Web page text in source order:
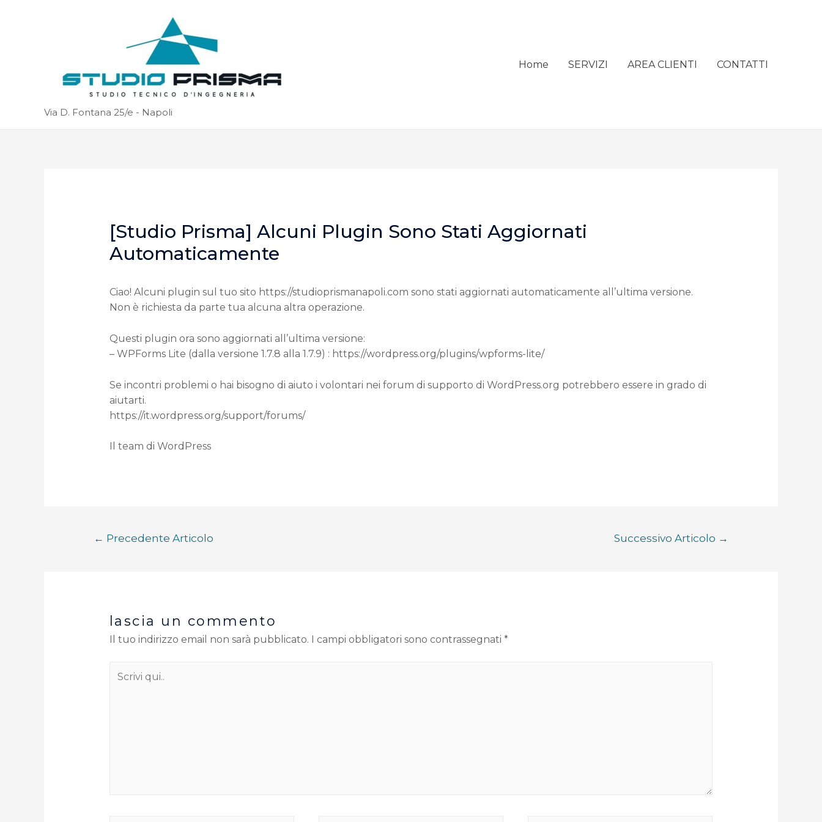
Via D. Fontana 25/e - Napoli
Home SERVIZI AREA CLIENTI CONTATTI
[Studio Prisma] Alcuni Plugin Sono Stati Aggiornati
Automaticamente
Ciao! Alcuni plugin sul tuo sito https://studioprismanapoli.com sono stati aggiornati automaticamente all’ultima versione.
Non è richiesta da parte tua alcuna altra operazione.
Questi plugin ora sono aggiornati all’ultima versione:
– WPForms Lite (dalla versione 1.7.8 alla 1.7.9) : https://wordpress.org/plugins/wpforms-lite/
Se incontri problemi o hai bisogno di aiuto i volontari nei forum di supporto di WordPress.org potrebbero essere in grado di
aiutarti.
https://it.wordpress.org/support/forums/
Il team di WordPress
← Precedente Articolo Successivo Articolo →
lascia un commento
Il tuo indirizzo email non sarà pubblicato. I campi obbligatori sono contrassegnati *